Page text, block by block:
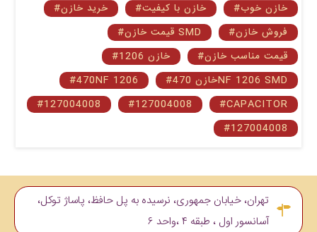
#خازن خوب
#خازن با کیفیت
#خرید خازن
#فروش خازن
#قیمت خازن SMD
#قیمت مناسب خازن
#خازن 1206
#خازن 470NF 1206 SMD
#470NF 1206
#CAPACITOR
#127004008
#127004008
#127004008
تهران، خیابان جمهوری، نرسیده به پل حافظ، پاساژ توکل،
آسانسور اول ، طبقه ۴ ،واحد ۶